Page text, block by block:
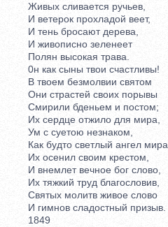
Живых сливается ручьев,
И ветерок прохладой веет,
И тень бросают дерева,
И живописно зеленеет
Полян высокая трава.
0н как сыны твои счастливы!
В твоем безмолвии святом
Они страстей своих порывы
Смирили бденьем и постом;
Их сердце отжило для мира,
Ум с суетою незнаком,
Как будто светлый ангел мира
Их осенил своим крестом,
И внемлет вечное бог слово,
Их тяжкий труд благословив,
Святых молитв живое слово
И гимнов сладостный призыв.
1849